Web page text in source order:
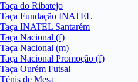
Taça do Ribatejo
Taça Fundação INATEL
Taça INATEL Santarém
Taça Nacional (f)
Taça Nacional (m)
Taça Nacional Promoção (f)
Taça Ourém Futsal
Ténis de Mesa